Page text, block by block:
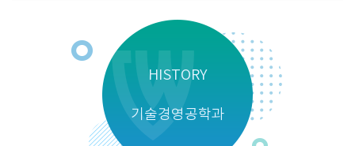
HISTORY
기술경영공학과